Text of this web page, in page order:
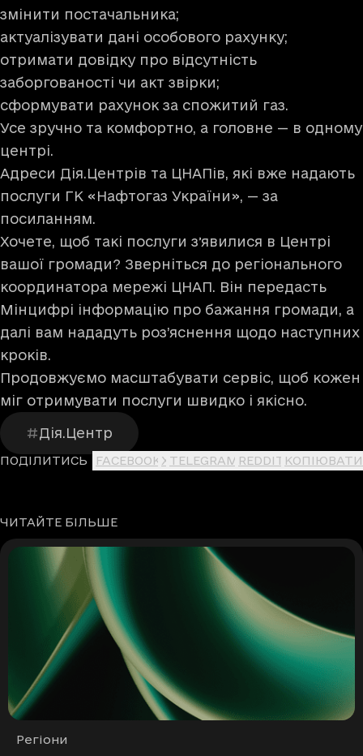
змінити постачальника;
актуалізувати дані особового рахунку;
отримати довідку про відсутність
заборгованості чи акт звірки;
сформувати рахунок за спожитий газ.
Усе зручно та комфортно, а головне — в одному
центрі.
Адреси Дія.Центрів та ЦНАПів, які вже надають
послуги ГК «Нафтогаз України», — за
посиланням.
Хочете, щоб такі послуги зʼявилися в Центрі
вашої громади? Зверніться до регіонального
координатора мережі ЦНАП. Він передасть
Мінцифрі інформацію про бажання громади, а
далі вам нададуть роз’яснення щодо наступних
кроків.
Продовжуємо масштабувати сервіс, щоб кожен
міг отримувати послуги швидко і якісно.
Дія.Центр
ПОДІЛИТИСЬ FACEBOOK X TELEGRAM REDDIT КОПІЮВАТИ
ЧИТАЙТЕ БІЛЬШЕ
Рубрики
Регіони